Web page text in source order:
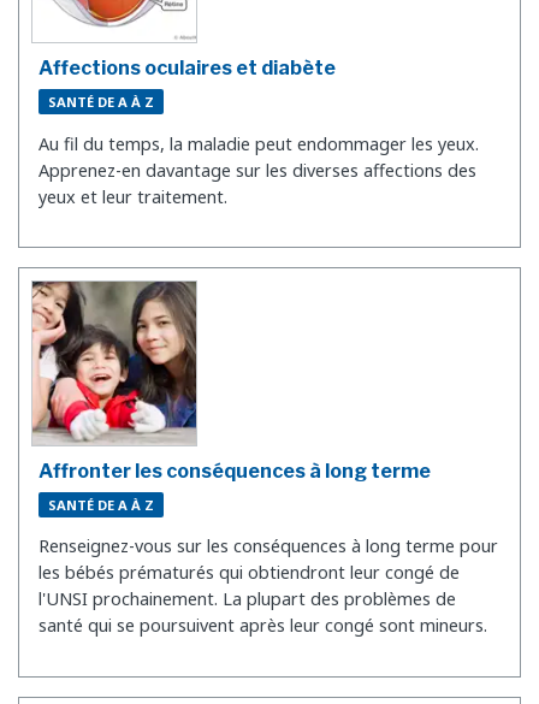
Affections oculaires et diabète
SANTÉ DE A À Z
Au fil du temps, la maladie peut endommager les yeux.
Apprenez-en davantage sur les diverses affections des
yeux et leur traitement.
Affronter les conséquences à long terme
SANTÉ DE A À Z
Renseignez-vous sur les conséquences à long terme pour
les bébés prématurés qui obtiendront leur congé de
l'UNSI prochainement. La plupart des problèmes de
santé qui se poursuivent après leur congé sont mineurs.